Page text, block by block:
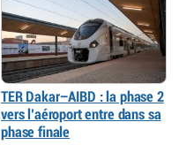
TER Dakar–AIBD : la phase 2
vers l’aéroport entre dans sa
phase finale